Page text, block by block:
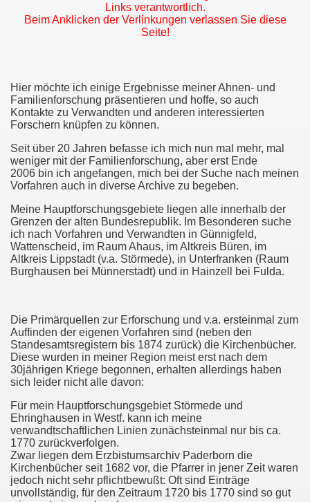
Links verantwortlich.
Beim Anklicken der Verlinkungen verlassen Sie diese
Seite!
Hier möchte ich einige Ergebnisse meiner Ahnen- und
Familienforschung präsentieren und hoffe, so auch
Kontakte zu Verwandten und anderen interessierten
Forschern knüpfen zu können.
Seit über 20 Jahren befasse ich mich nun mal mehr, mal
weniger mit der Familienforschung, aber erst Ende
2006 bin ich angefangen, mich bei der Suche nach meinen
Vorfahren auch in diverse Archive zu begeben.
Meine Hauptforschungsgebiete liegen alle innerhalb der
Grenzen der alten Bundesrepublik. Im Besonderen suche
ich nach Vorfahren und Verwandten in Günnigfeld,
Wattenscheid, im Raum Ahaus, im Altkreis Büren, im
Altkreis Lippstadt (v.a. Störmede), in Unterfranken (Raum
Burghausen bei Münnerstadt) und in Hainzell bei Fulda.
Die Primärquellen zur Erforschung und v.a. ersteinmal zum
Auffinden der eigenen Vorfahren sind (neben den
Standesamtsregistern bis 1874 zurück) die Kirchenbücher.
Diese wurden in meiner Region meist erst nach dem
30jährigen Kriege begonnen, erhalten allerdings haben
sich leider nicht alle davon:
Für mein Hauptforschungsgebiet Störmede und
Ehringhausen in Westf. kann ich meine
verwandtschaftlichen Linien zunächsteinmal nur bis ca.
1770 zurückverfolgen.
Zwar liegen dem Erzbistumsarchiv Paderborn die
Kirchenbücher seit 1682 vor, die Pfarrer in jener Zeit waren
jedoch nicht sehr pflichtbewußt: Oft sind Einträge
unvollständig, für den Zeitraum 1720 bis 1770 sind so gut